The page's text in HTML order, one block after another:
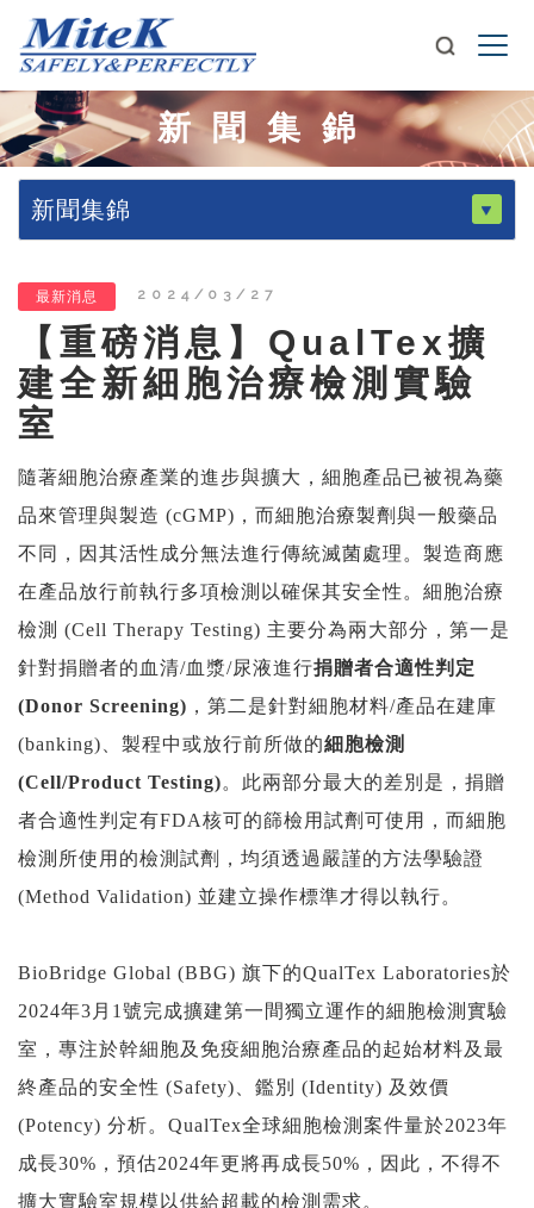
新聞集錦
新聞集錦
最新消息 2024/03/27
【重磅消息】QualTex擴
建全新細胞治療檢測實驗
室
隨著細胞治療產業的進步與擴大，細胞產品已被視為藥
品來管理與製造 (cGMP) ，而細胞治療製劑與一般藥品
不同，因其活性成分無法進行傳統滅菌處理。製造商應
在產品放行前執行多項檢測以確保其安全性。細胞治療
檢測 (Cell Therapy Testing) 主要分為兩大部分，第一是
針對捐贈者的血清/血漿/尿液進行捐贈者合適性判定
(Donor Screening) ，第二是針對細胞材料/產品在建庫
(banking) 、製程中或放行前所做的細胞檢測
(Cell/Product Testing)。此兩部分最大的差別是，捐贈
者合適性判定有FDA核可的篩檢用試劑可使用，而細胞
檢測所使用的檢測試劑，均須透過嚴謹的方法學驗證
(Method Validation) 並建立操作標準才得以執行。
BioBridge Global (BBG) 旗下的QualTex Laboratories於
2024年3 月 1 號完成擴建第一間獨立運作的細胞檢測實驗
室，專注於幹細胞及免疫細胞治療產品的起始材料及最
終產品的安全性 (Safety) 、鑑別 (Identity) 及效價
(Potency) 分析。 QualTex全球細胞檢測案件量於2023年
成長30% ，預估2024年更將再成長50% ，因此，不得不
擴大實驗室規模以供給超載的檢測需求。